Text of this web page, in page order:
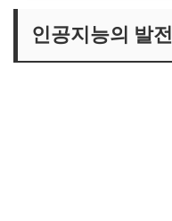
생명공학의 발전과 인간
인공지능의 발